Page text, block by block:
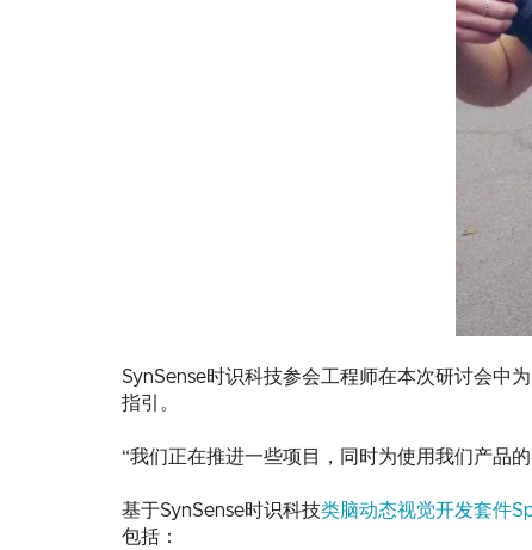
SynSense时识科技参会工程师在本次研讨会中
指引。
“我们正在推进一些项目，同时为使用我们产品
基于SynSense时识科技类脑动态视觉开发套件
包括：